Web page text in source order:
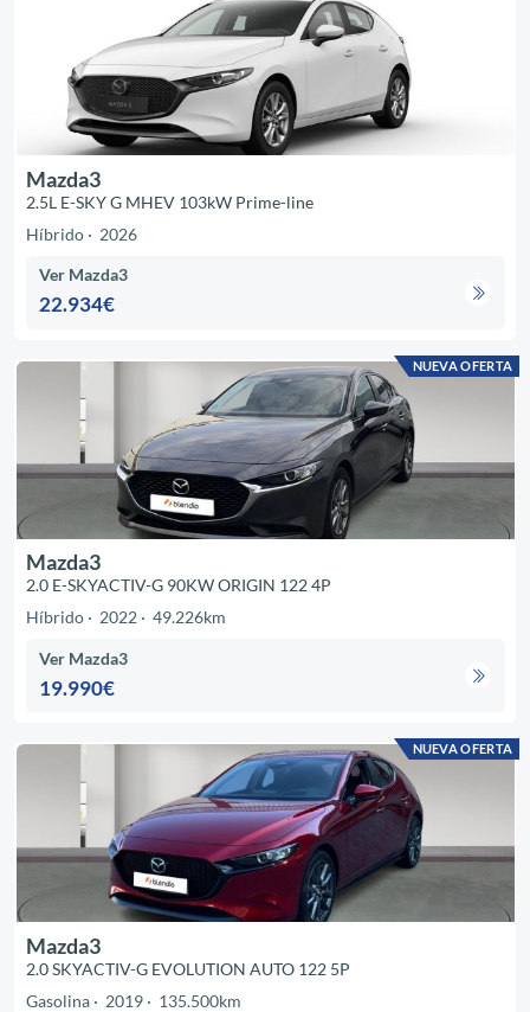
Mazda3
2.5L E-SKY G MHEV 103kW Prime-line
Híbrido
2026
Ver Mazda3
22.934€
NUEVA OFERTA
Mazda3
2.0 E-SKYACTIV-G 90KW ORIGIN 122 4P
Híbrido
2022 49.226km
Ver Mazda3
19.990€
NUEVA OFERTA
Mazda3
2.0 SKYACTIV-G EVOLUTION AUTO 122 5P
Gasolina
2019 135.500km